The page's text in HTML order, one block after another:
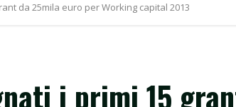
da 25mila euro per Working capital 2013
i primi 15